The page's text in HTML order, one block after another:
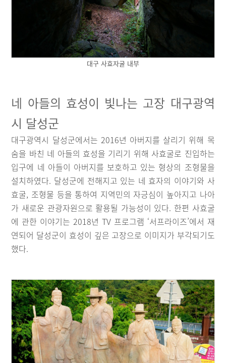
대구 사효자굴 내부
네 아들의 효성이 빛나는 고장 대구광역
시 달성군
대구광역시 달성군에서는 2016년 아버지를 살리기 위해 목
숨을 바친 네 아들의 효성을 기리기 위해 사효굴로 진입하는
입구에 네 아들이 아버지를 보호하고 있는 형상의 조형물을
설치하였다. 달성군에 전해지고 있는 네 효자의 이야기와 사
효굴, 조형물 등을 통하여 지역민의 자긍심이 높아지고 나아
가 새로운 관광자원으로 활용될 가능성이 있다. 한편 사효굴
에 관한 이야기는 2018년 TV 프로그램 ‘서프라이즈’에서 재
연되어 달성군이 효성이 깊은 고장으로 이미지가 부각되기도
했다.